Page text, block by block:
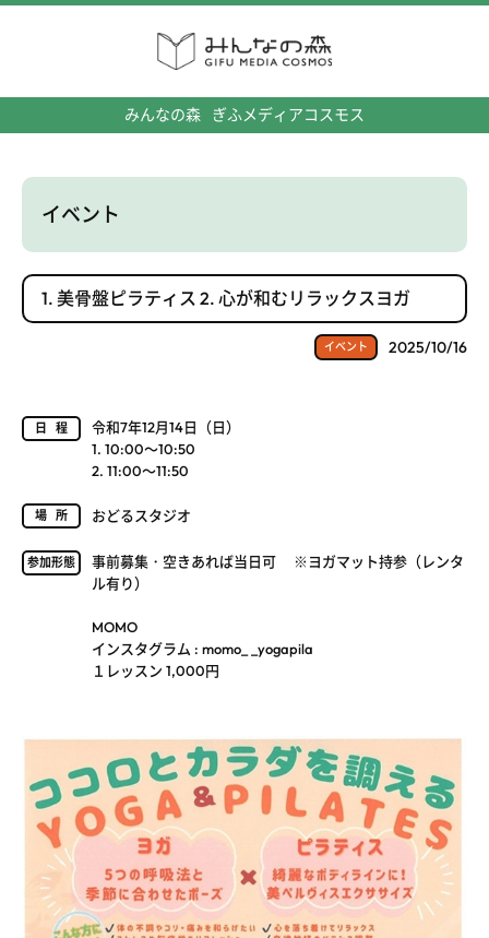
みんなの森 ぎふメディアコスモス
イベント
1. 美骨盤ピラティス 2. 心が和むリラックスヨガ
イベント 2025/10/16
日程
令和7年12月14日（日）
1. 10:00～10:50
2. 11:00～11:50
場所 おどるスタジオ
参加形態
事前募集・空きあれば当日可 ※ヨガマット持参（レンタ
ル有り）
MOMO
インスタグラム : momo_ _yogapila
１レッスン 1,000円